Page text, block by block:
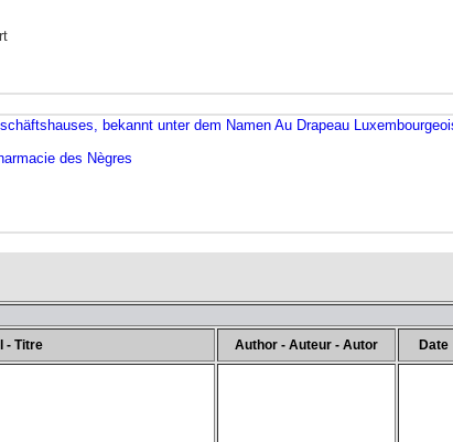
bekannt unter dem Namen Au Drapeau
des Nègres
- Titre Author - Auteur - Autor Date